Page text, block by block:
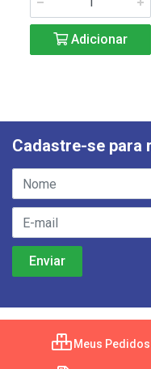
Adicionar
Cadastre-se para
Meus Pedidos